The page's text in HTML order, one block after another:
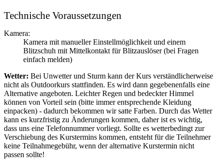
Technische Voraussetzungen
Kamera:
Kamera mit manueller Einstellmöglichkeit und einem
Blitzschuh mit Mittelkontakt für Blitzauslöser (bei Fragen
einfach melden)
Wetter: Bei Unwetter und Sturm kann der Kurs verständlicherweise
nicht als Outdoorkurs stattfinden. Es wird dann gegebenenfalls eine
Alternative angeboten. Leichter Regen und bedeckter Himmel
können von Vorteil sein (bitte immer entsprechende Kleidung
einpacken) - dadurch bekommen wir satte Farben. Durch das Wetter
kann es kurzfristig zu Änderungen kommen, daher ist es wichtig,
dass uns eine Telefonnummer vorliegt. Sollte es wetterbedingt zur
Verschiebung des Kurstermins kommen, entsteht für die Teilnehmer
keine Teilnahmegebühr, wenn der alternative Kurstermin nicht
passen sollte!